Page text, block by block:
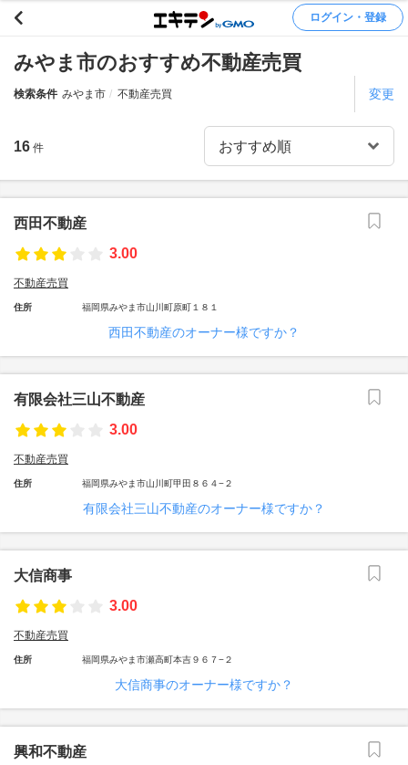
ログイン・登録
みやま市のおすすめ不動産売買
検索条件 みやま市 不動産売買 変更
16 件
西田不動産
3.00
不動産売買
住所 福岡県みやま市山川町原町１８１
西田不動産のオーナー様ですか？
有限会社三山不動産
3.00
不動産売買
住所 福岡県みやま市山川町甲田８６４−２
有限会社三山不動産のオーナー様ですか？
大信商事
3.00
不動産売買
住所 福岡県みやま市瀬高町本吉９６７−２
大信商事のオーナー様ですか？
興和不動産